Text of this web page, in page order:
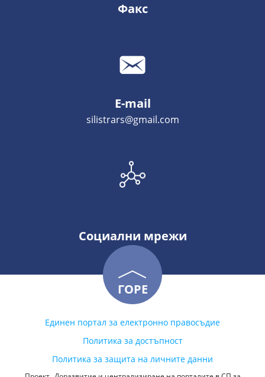
Факс
E-mail
silistrars@gmail.com
Социални мрежи
ГОРЕ
Единен портал за електронно правосъдие
Политика за достъпност
Политика за защита на личните данни